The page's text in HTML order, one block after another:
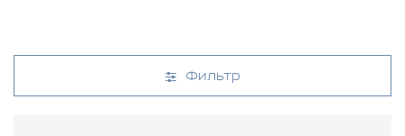
Фильтр